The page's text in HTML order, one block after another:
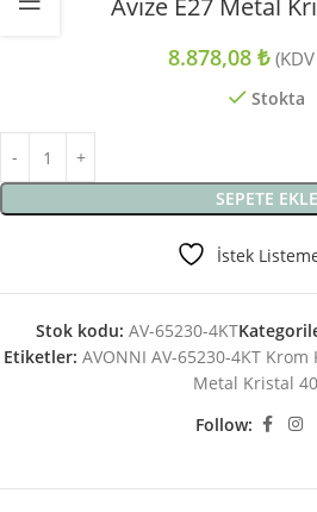
Avize E27 Metal
8.878,08 ₺
Stokta
SEPETE EKLE
İstek
Stok kodu: AV-65230-4KT
Etiketler: AVONNI AV-65230-4KT
Metal Kristal
Follow: